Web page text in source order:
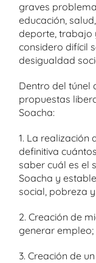
graves
educación,
deporte, trabajo
considero difícil
desigualdad
Dentro del túnel
propuestas
Soacha:
1. La realización
definitiva
saber cuál es el
Soacha y
social, pobreza
2. Creación de
generar
3. Creación de